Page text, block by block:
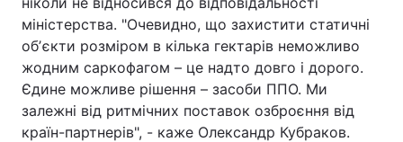
міністерства. "Очевидно, що захистити статичні
обʼєкти розміром в кілька гектарів неможливо
жодним саркофагом – це надто довго і дорого.
Єдине можливе рішення – засоби ППО. Ми
залежні від ритмічних поставок озброєння від
країн-партнерів", - каже Олександр Кубраков.